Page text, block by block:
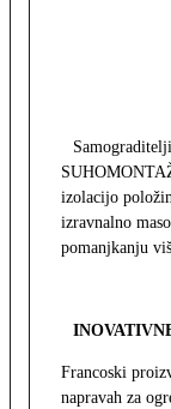
izolacijo
izravnalno
pomanjkanju
Francoski
napravah za